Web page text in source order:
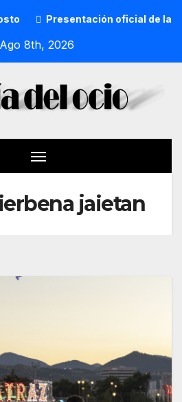
Presentación oficial de la
8th, 2026
jaietan